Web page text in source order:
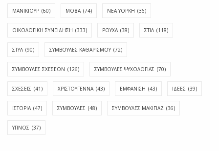
ΜΑΝΙΚΙΟΥΡ (60) ΜΟΔΑ (74) ΝΕΑ ΥΟΡΚΗ (36)
ΟΙΚΟΛΟΓΙΚΗ ΣΥΝΕΙΔΗΣΗ (333) ΡΟΥΧΑ (38) ΣΤΙΛ (118)
ΣΤΥΛ (90) ΣΥΜΒΟΥΛΕΣ ΚΑΘΑΡΙΣΜΟΥ (72)
ΣΥΜΒΟΥΛΕΣ ΣΧΕΣΕΩΝ (126) ΣΥΜΒΟΥΛΕΣ ΨΥΧΟΛΟΓΙΑΣ (70)
ΣΧΕΣΕΙΣ (41) ΧΡΙΣΤΟΥΓΕΝΝΑ (43) ΕΜΦΆΝΙΣΗ (43) ΙΔΈΕΣ (39)
ΙΣΤΟΡΊΑ (47) ΣΥΜΒΟΥΛΈΣ (48) ΣΥΜΒΟΥΛΈΣ ΜΑΚΙΓΙΆΖ (36)
ΎΠΝΟΣ (37)